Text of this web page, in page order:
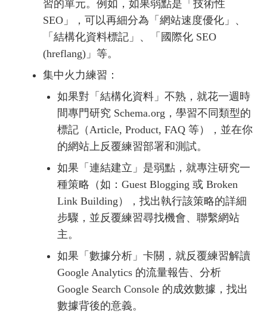
習的單元。例如，如果弱點是「技術性
SEO」，可以再細分為「網站速度優化」、
「結構化資料標記」、「國際化 SEO
(hreflang)」等。
集中火力練習：
如果對「結構化資料」不熟，就花一週時
間專門研究 Schema.org，學習不同類型的
標記（Article, Product, FAQ 等），並在你
的網站上反覆練習部署和測試。
如果「連結建立」是弱點，就專注研究一
種策略（如：Guest Blogging 或 Broken
Link Building），找出執行該策略的詳細
步驟，並反覆練習尋找機會、聯繫網站
主。
如果「數據分析」卡關，就反覆練習解讀
Google Analytics 的流量報告、分析
Google Search Console 的成效數據，找出
數據背後的意義。